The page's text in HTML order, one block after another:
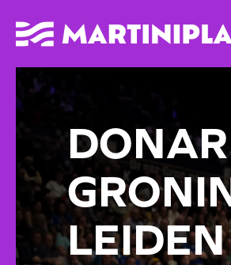
DONAR
LEIDEN